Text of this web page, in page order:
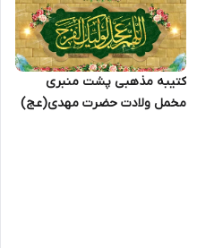
کتیبه مذهبی پشت منبری
مخمل ولادت حضرت مهدی(عج)